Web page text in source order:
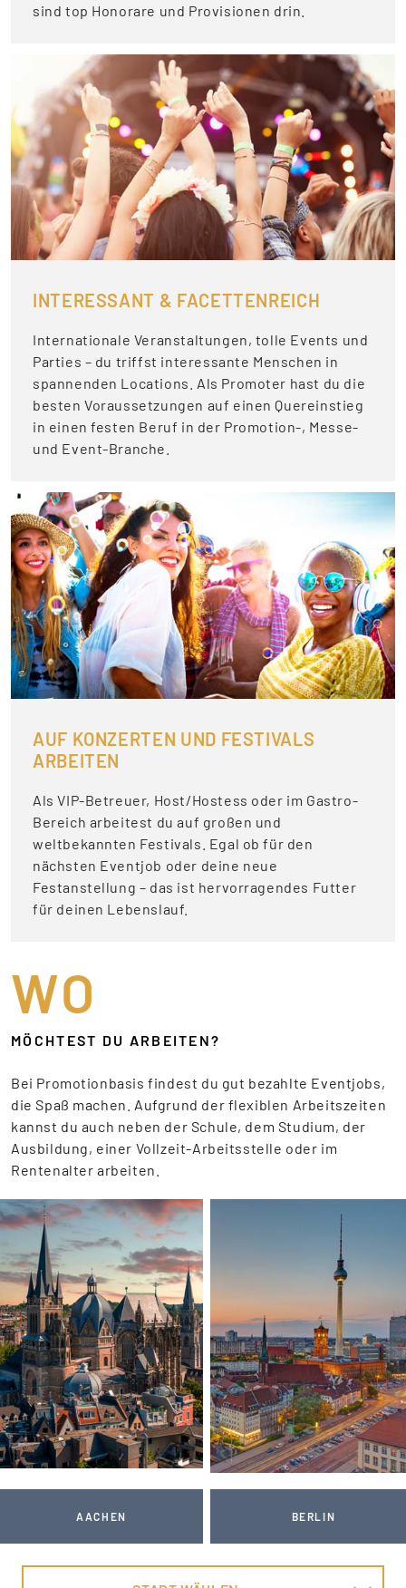
sind top Honorare und Provisionen drin.
INTERESSANT & FACETTENREICH
Internationale Veranstaltungen, tolle Events und
Parties – du triffst interessante Menschen in
spannenden Locations. Als Promoter hast du die
besten Voraussetzungen auf einen Quereinstieg
in einen festen Beruf in der Promotion-, Messe-
und Event-Branche.
AUF KONZERTEN UND FESTIVALS
ARBEITEN
Als VIP-Betreuer, Host/Hostess oder im Gastro-
Bereich arbeitest du auf großen und
weltbekannten Festivals. Egal ob für den
nächsten Eventjob oder deine neue
Festanstellung – das ist hervorragendes Futter
für deinen Lebenslauf.
WO
MÖCHTEST DU ARBEITEN?
Bei Promotionbasis findest du gut bezahlte Eventjobs,
die Spaß machen. Aufgrund der flexiblen Arbeitszeiten
kannst du auch neben der Schule, dem Studium, der
Ausbildung, einer Vollzeit-Arbeitsstelle oder im
Rentenalter arbeiten.
AACHEN BERLIN